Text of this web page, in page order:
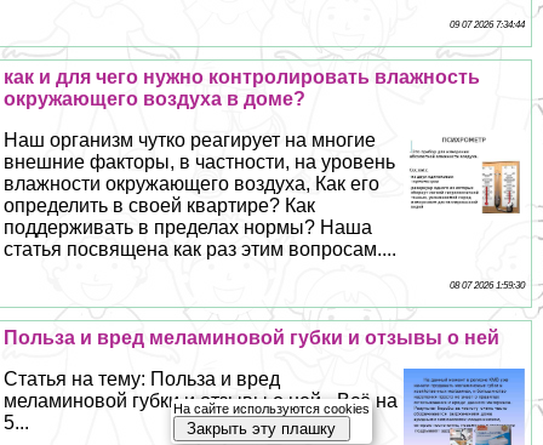
09 07 2026 7:34:44
как и для чего нужно контролировать влажность
окружающего воздуха в доме?
Наш организм чутко реагирует на многие
внешние факторы, в частности, на уровень
влажности окружающего воздуха, Как его
определить в своей квартире? Как
поддерживать в пределах нормы? Наша
статья посвящена как раз этим вопросам....
08 07 2026 1:59:30
Польза и вред меламиновой губки и отзывы о ней
Статья на тему: Польза и вред
меламиновой губки и отзывы о ней - Всё на
5...
На сайте используются cookies
Закрыть эту плашку